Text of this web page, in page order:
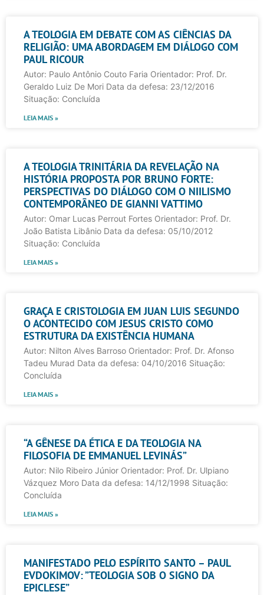
A TEOLOGIA EM DEBATE COM AS CIÊNCIAS DA
RELIGIÃO: UMA ABORDAGEM EM DIÁLOGO COM
PAUL RICOUR
Autor: Paulo Antônio Couto Faria Orientador: Prof. Dr.
Geraldo Luiz De Mori Data da defesa: 23/12/2016
Situação: Concluída
LEIA MAIS »
A TEOLOGIA TRINITÁRIA DA REVELAÇÃO NA
HISTÓRIA PROPOSTA POR BRUNO FORTE:
PERSPECTIVAS DO DIÁLOGO COM O NIILISMO
CONTEMPORÂNEO DE GIANNI VATTIMO
Autor: Omar Lucas Perrout Fortes Orientador: Prof. Dr.
João Batista Libânio Data da defesa: 05/10/2012
Situação: Concluída
LEIA MAIS »
GRAÇA E CRISTOLOGIA EM JUAN LUIS SEGUNDO
O ACONTECIDO COM JESUS CRISTO COMO
ESTRUTURA DA EXISTÊNCIA HUMANA
Autor: Nilton Alves Barroso Orientador: Prof. Dr. Afonso
Tadeu Murad Data da defesa: 04/10/2016 Situação:
Concluída
LEIA MAIS »
“A GÊNESE DA ÉTICA E DA TEOLOGIA NA
FILOSOFIA DE EMMANUEL LEVINÁS”
Autor: Nilo Ribeiro Júnior Orientador: Prof. Dr. Ulpiano
Vázquez Moro Data da defesa: 14/12/1998 Situação:
Concluída
LEIA MAIS »
MANIFESTADO PELO ESPÍRITO SANTO – PAUL
EVDOKIMOV: ”TEOLOGIA SOB O SIGNO DA
EPICLESE”